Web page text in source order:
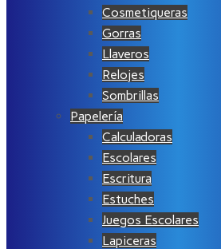
Cosmetiqueras
Gorras
Llaveros
Relojes
Sombrillas
Papelería
Calculadoras
Escolares
Escritura
Estuches
Juegos Escolares
Lapiceras